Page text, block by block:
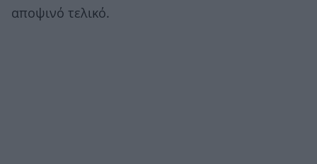
αποψινό τελικό.